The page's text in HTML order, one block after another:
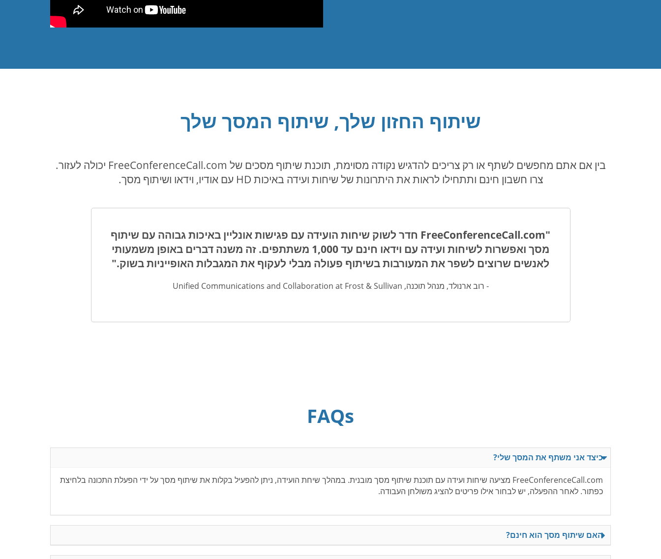
שיתוף החזון שלך, שיתוף המסך שלך
בין אם אתם מחפשים לשתף או רק צריכים להדגיש נקודה מסוימת, תוכנת שיתוף מסכים של FreeConferenceCall.com יכולה לעזור.
צרו חשבון חינם ותתחילו לראות את היתרונות של שיחות ועידה באיכות HD עם אודיו, וידאו ושיתוף מסך.
"FreeConferenceCall.com חדר לשוק שיחות הועידה עם פגישות אונליין באיכות גבוהה עם שיתוף
מסך ואפשרות לשיחות ועידה עם וידאו חינם עד 1,000 משתתפים. זה משנה דברים באופן משמעותי
לאנשים שרוצים לשפר את המעורבות בשיתוף פעולה מבלי לעקוף את המגבלות האופייניות בשוק."
- רוב ארנולד, מנהל תוכנה, Unified Communications and Collaboration at Frost & Sullivan
FAQs
כיצד אני משתף את המסך שלי?
FreeConferenceCall.com מציעה שיחות ועידה עם תוכנת שיתוף מסך מובנית. במהלך שיחת הועידה, ניתן להפעיל בקלות את שיתוף מסך על ידי הפעלת התכונה בלחיצת
כפתור. לאחר ההפעלה, יש לבחור אילו פריטים להציג משולחן העבודה.
האם שיתוף מסך הוא חינם?